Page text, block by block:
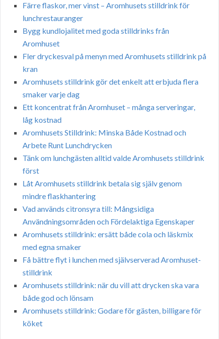
Färre flaskor, mer vinst – Aromhusets stilldrink för
lunchrestauranger
Bygg kundlojalitet med goda stilldrinks från
Aromhuset
Fler dryckesval på menyn med Aromhusets stilldrink på
kran
Aromhusets stilldrink gör det enkelt att erbjuda flera
smaker varje dag
Ett koncentrat från Aromhuset – många serveringar,
låg kostnad
Aromhusets Stilldrink: Minska Både Kostnad och
Arbete Runt Lunchdrycken
Tänk om lunchgästen alltid valde Aromhusets stilldrink
först
Låt Aromhusets stilldrink betala sig själv genom
mindre flaskhantering
Vad används citronsyra till: Mångsidiga
Användningsområden och Fördelaktiga Egenskaper
Aromhusets stilldrink: ersätt både cola och läskmix
med egna smaker
Få bättre flyt i lunchen med självserverad Aromhuset-
stilldrink
Aromhusets stilldrink: när du vill att drycken ska vara
både god och lönsam
Aromhusets stilldrink: Godare för gästen, billigare för
köket